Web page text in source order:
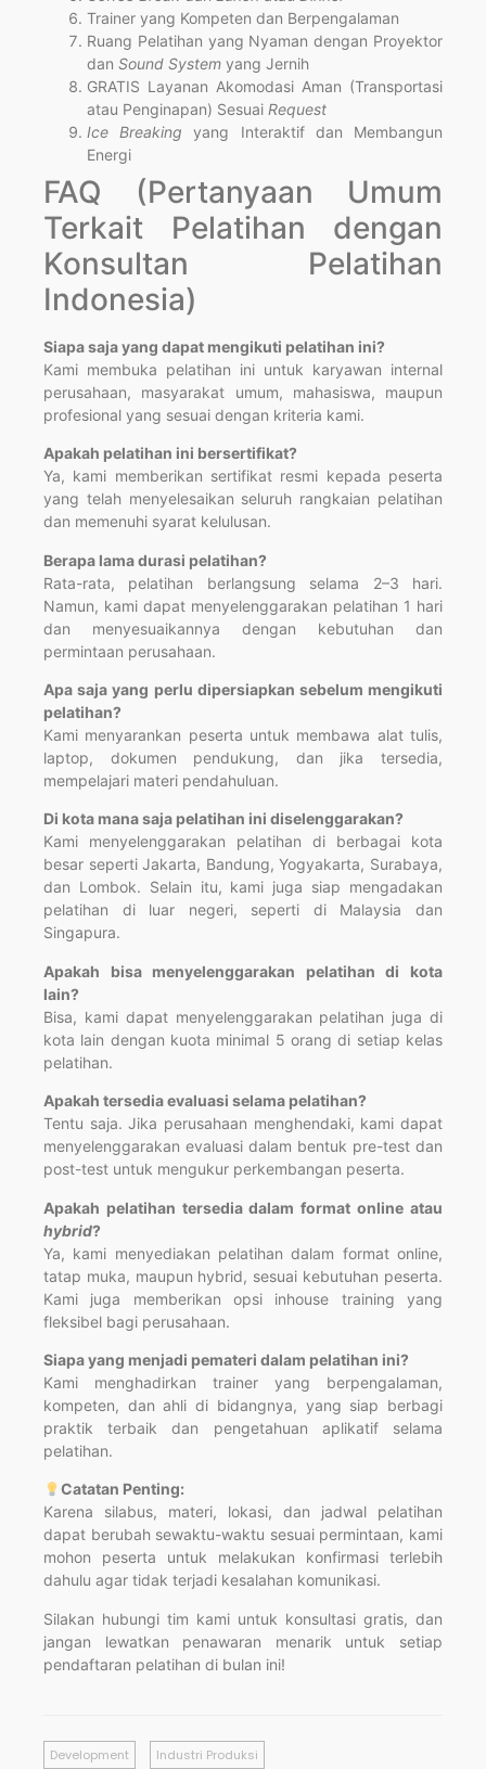
Trainer yang Kompeten dan Berpengalaman
Ruang Pelatihan yang Nyaman dengan Proyektor
dan Sound System yang Jernih
GRATIS Layanan Akomodasi Aman (Transportasi
atau Penginapan) Sesuai Request
Ice Breaking yang Interaktif dan Membangun
Energi
FAQ (Pertanyaan Umum
Terkait Pelatihan dengan
Konsultan Pelatihan
Indonesia)
Siapa saja yang dapat mengikuti pelatihan ini?
Kami membuka pelatihan ini untuk karyawan internal
perusahaan, masyarakat umum, mahasiswa, maupun
profesional yang sesuai dengan kriteria kami.
Apakah pelatihan ini bersertifikat?
Ya, kami memberikan sertifikat resmi kepada peserta
yang telah menyelesaikan seluruh rangkaian pelatihan
dan memenuhi syarat kelulusan.
Berapa lama durasi pelatihan?
Rata-rata, pelatihan berlangsung selama 2–3 hari.
Namun, kami dapat menyelenggarakan pelatihan 1 hari
dan menyesuaikannya dengan kebutuhan dan
permintaan perusahaan.
Apa saja yang perlu dipersiapkan sebelum mengikuti
pelatihan?
Kami menyarankan peserta untuk membawa alat tulis,
laptop, dokumen pendukung, dan jika tersedia,
mempelajari materi pendahuluan.
Di kota mana saja pelatihan ini diselenggarakan?
Kami menyelenggarakan pelatihan di berbagai kota
besar seperti Jakarta, Bandung, Yogyakarta, Surabaya,
dan Lombok. Selain itu, kami juga siap mengadakan
pelatihan di luar negeri, seperti di Malaysia dan
Singapura.
Apakah bisa menyelenggarakan pelatihan di kota
lain?
Bisa, kami dapat menyelenggarakan pelatihan juga di
kota lain dengan kuota minimal 5 orang di setiap kelas
pelatihan.
Apakah tersedia evaluasi selama pelatihan?
Tentu saja. Jika perusahaan menghendaki, kami dapat
menyelenggarakan evaluasi dalam bentuk pre-test dan
post-test untuk mengukur perkembangan peserta.
Apakah pelatihan tersedia dalam format online atau
hybrid?
Ya, kami menyediakan pelatihan dalam format online,
tatap muka, maupun hybrid, sesuai kebutuhan peserta.
Kami juga memberikan opsi inhouse training yang
fleksibel bagi perusahaan.
Siapa yang menjadi pemateri dalam pelatihan ini?
Kami menghadirkan trainer yang berpengalaman,
kompeten, dan ahli di bidangnya, yang siap berbagi
praktik terbaik dan pengetahuan aplikatif selama
pelatihan.
Catatan Penting:
Karena silabus, materi, lokasi, dan jadwal pelatihan
dapat berubah sewaktu-waktu sesuai permintaan, kami
mohon peserta untuk melakukan konfirmasi terlebih
dahulu agar tidak terjadi kesalahan komunikasi.
Silakan hubungi tim kami untuk konsultasi gratis, dan
jangan lewatkan penawaran menarik untuk setiap
pendaftaran pelatihan di bulan ini!
Development
Industri Produksi